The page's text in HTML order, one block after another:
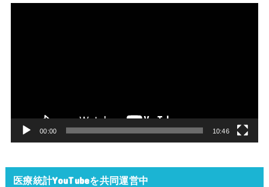
00:00 10:46
医療統計YouTubeを共同運営中